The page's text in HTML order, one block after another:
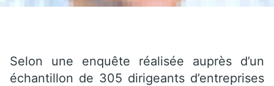
Selon une enquête réalisée auprès d’un
échantillon de 305 dirigeants d’entreprises